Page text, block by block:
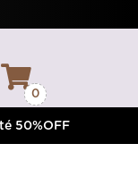
0
50%OFF